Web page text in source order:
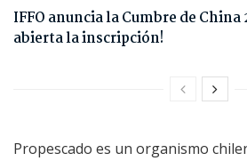
IFFO anuncia la Cumbre de China
abierta la inscripción!
Propescado es un organismo